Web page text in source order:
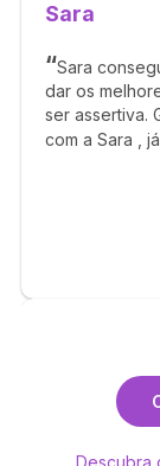
Sara
Sara
dar os
ser assertiva.
com a Sara ,